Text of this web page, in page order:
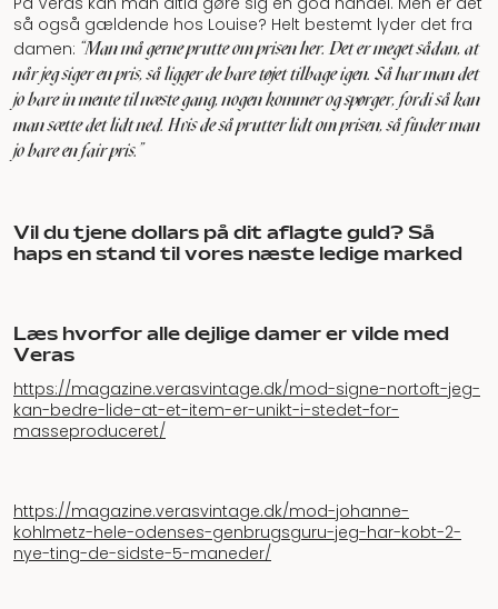
så også gældende hos Louise? Helt bestemt lyder det fra
damen: "Man må gerne prutte om prisen her. Det er meget sådan, at
når jeg siger en pris, så ligger de bare tøjet tilbage igen. Så har man det
jo bare in mente til næste gang, nogen kommer og spørger, fordi så kan
man sætte det lidt ned. Hvis de så prutter lidt om prisen, så finder man
jo bare en fair pris.”
Vil du tjene dollars på dit aflagte guld? Så
haps en stand til vores næste ledige marked
Læs hvorfor alle dejlige damer er vilde med
Veras
https://magazine.verasvintage.dk/mod-signe-nortoft-jeg-
kan-bedre-lide-at-et-item-er-unikt-i-stedet-for-
masseproduceret/
https://magazine.verasvintage.dk/mod-johanne-
kohlmetz-hele-odenses-genbrugsguru-jeg-har-kobt-2-
nye-ting-de-sidste-5-maneder/